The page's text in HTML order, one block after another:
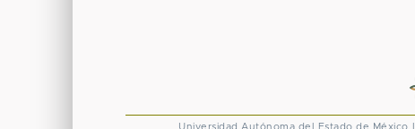
Universidad Autónoma del Estado de México